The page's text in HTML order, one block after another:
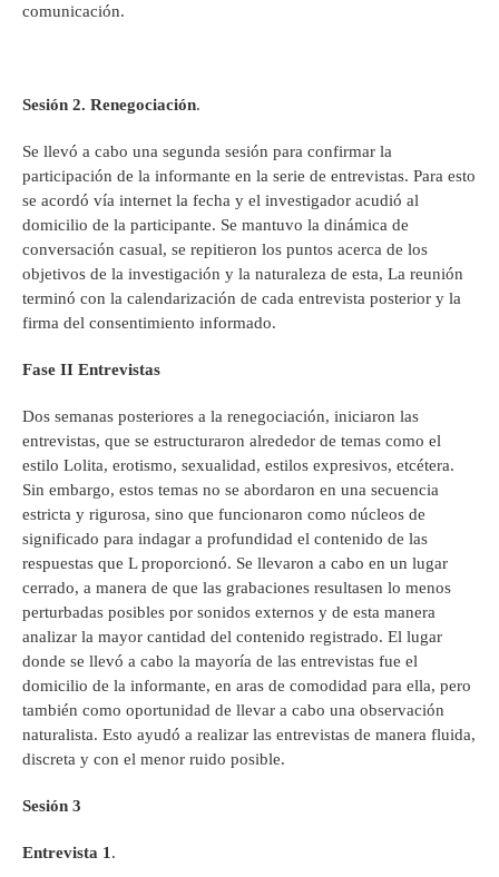
comunicación.
Sesión 2. Renegociación.
Se llevó a cabo una segunda sesión para confirmar la
participación de la informante en la serie de entrevistas. Para esto
se acordó vía internet la fecha y el investigador acudió al
domicilio de la participante. Se mantuvo la dinámica de
conversación casual, se repitieron los puntos acerca de los
objetivos de la investigación y la naturaleza de esta, La reunión
terminó con la calendarización de cada entrevista posterior y la
firma del consentimiento informado.
Fase II Entrevistas
Dos semanas posteriores a la renegociación, iniciaron las
entrevistas, que se estructuraron alrededor de temas como el
estilo Lolita, erotismo, sexualidad, estilos expresivos, etcétera.
Sin embargo, estos temas no se abordaron en una secuencia
estricta y rigurosa, sino que funcionaron como núcleos de
significado para indagar a profundidad el contenido de las
respuestas que L proporcionó. Se llevaron a cabo en un lugar
cerrado, a manera de que las grabaciones resultasen lo menos
perturbadas posibles por sonidos externos y de esta manera
analizar la mayor cantidad del contenido registrado. El lugar
donde se llevó a cabo la mayoría de las entrevistas fue el
domicilio de la informante, en aras de comodidad para ella, pero
también como oportunidad de llevar a cabo una observación
naturalista. Esto ayudó a realizar las entrevistas de manera fluida,
discreta y con el menor ruido posible.
Sesión 3
Entrevista 1 .